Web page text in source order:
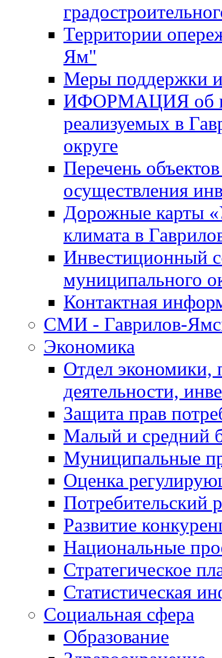
Территории
Ям"
Меры поддержки
ИФОРМАЦИЯ об
реализуемых в
округе
Перечень
осуществления
Дорожные карты
климата в
Инвестиционный
муниципального
Контактная
СМИ - Гаврилов-
Экономика
Отдел экономики,
деятельности,
Защита прав
Малый и средний
Муниципальные
Оценка
Потребительский
Развитие
Национальные
Стратегическое
Статистическая
Социальная сфера
Образование